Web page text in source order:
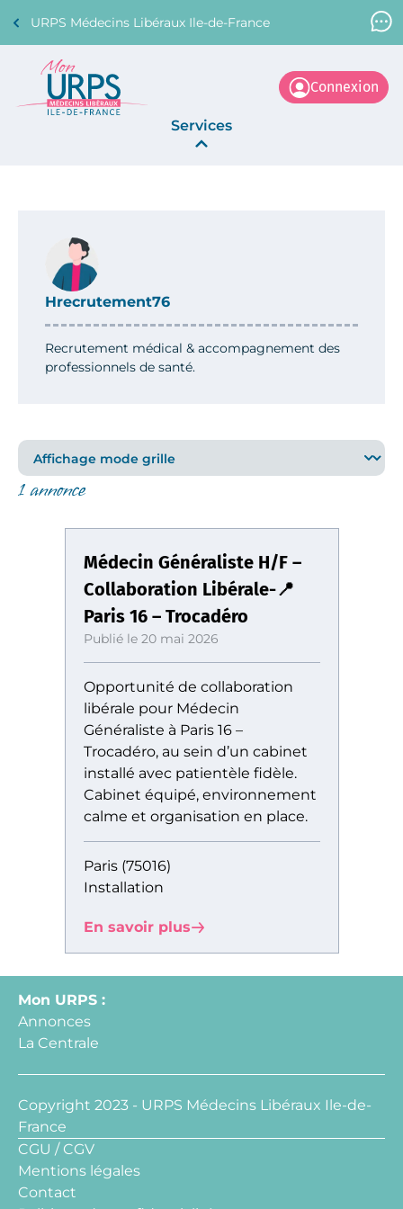
URPS Médecins Libéraux Ile-de-France
Support Médecin
01 45 45 45 45
Services
Connexion
Hrecrutement76
Recrutement médical & accompagnement des
professionnels de santé.
1 annonce
Médecin Généraliste H/F –
Collaboration Libérale-📍
Paris 16 – Trocadéro
Publié le 20 mai 2026
Opportunité de collaboration
libérale pour Médecin
Généraliste à Paris 16 –
Trocadéro, au sein d’un cabinet
installé avec patientèle fidèle.
Cabinet équipé, environnement
calme et organisation en place.
Paris (75016)
Installation
En savoir plus
Mon URPS :
Annonces
La Centrale
Copyright 2023 - URPS Médecins Libéraux Ile-de-
France
CGU / CGV
Mentions légales
Contact